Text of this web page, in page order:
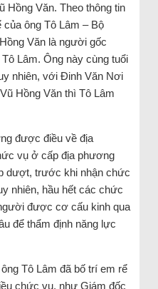
Hồng Văn. Theo thông tin
của ông Tô Lâm – Bộ
Văn là người gốc
Lâm. Ông này cùng tuổi
nhiên, với Đinh Văn Nơi
Hồng Văn thì Tô Lâm
được điều về địa
vụ ở cấp địa phương
dượt, trước khi nhận chức
nhiên, hầu hết các chức
được cơ cấu kinh qua
để thẩm định năng lực
Tô Lâm đã bố trí em rể
chức vụ, như Giám đốc